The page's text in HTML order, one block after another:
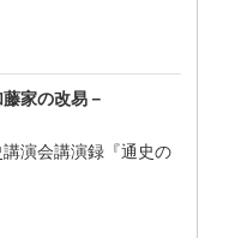
家の改易－
演会講演録『通史の